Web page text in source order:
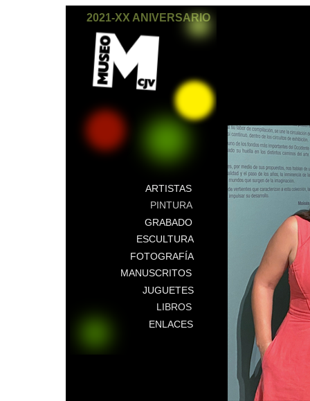
2021-XX ANIVERSARIO
ARTISTAS
PINTURA
GRABADO
ESCULTURA
FOTOGRAFÍA
MANUSCRITOS
JUGUETES
LIBROS
ENLACES